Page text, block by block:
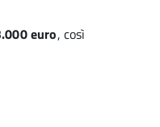
euro, così